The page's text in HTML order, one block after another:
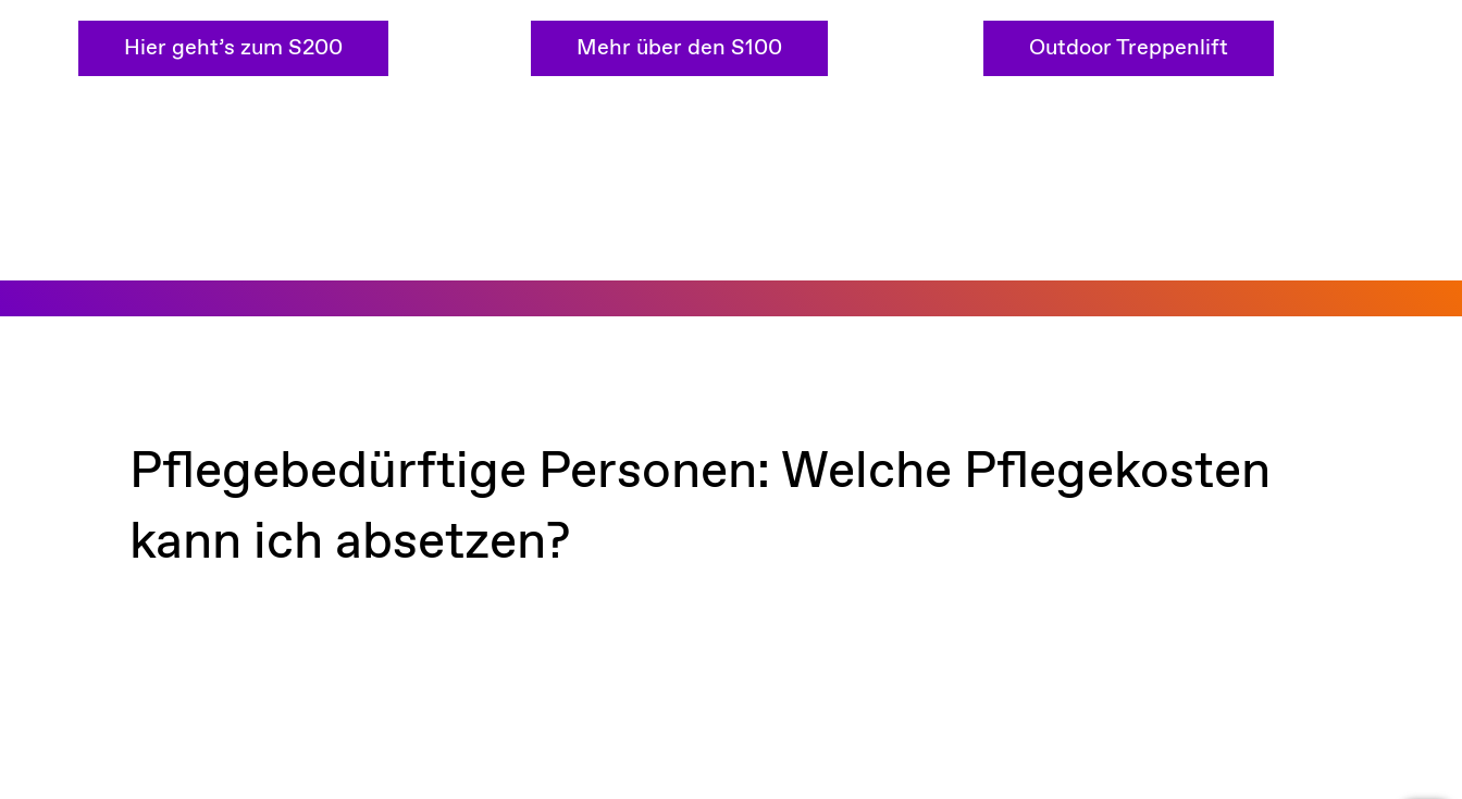
Hier geht’s zum S200 Mehr über den S100 Outdoor Treppenlift
Pflegebedürftige Personen: Welche Pflegekosten
kann ich absetzen?